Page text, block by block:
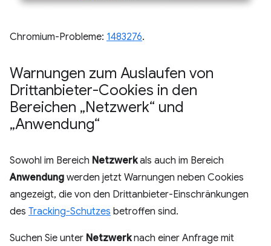
Chromium-Probleme: 1483276.
Warnungen zum Auslaufen von
Drittanbieter-Cookies in den
Bereichen „Netzwerk“ und
„Anwendung“
Sowohl im Bereich Netzwerkals auch im Bereich
Anwendung werden jetzt Warnungen neben Cookies
angezeigt, die von den Drittanbieter-Einschränkungen
des Tracking-Schutzes betroffen sind.
Suchen Sie unter Netzwerknach einer Anfrage mit